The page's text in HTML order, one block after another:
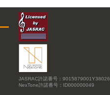
JASRAC許諾番号：9015879001Y38026
NexTone許諾番号：ID000000049